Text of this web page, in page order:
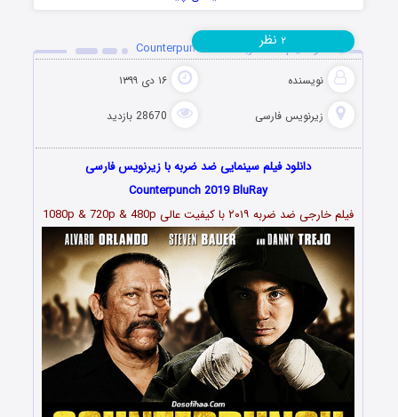
دانلود فیلم ضد ضربه Counterpunch 2019
نویسنده ۱۶ دی ۱۳۹۹
زیرنویس فارسی 28670 بازدید
۲ نظر
دانلود فیلم سینمایی ضد ضربه با زیرنویس فارسی
Counterpunch 2019 BluRay
فیلم خارجی ضد ضربه ۲۰۱۹ با کیفیت عالی 1080p & 720p & 480p